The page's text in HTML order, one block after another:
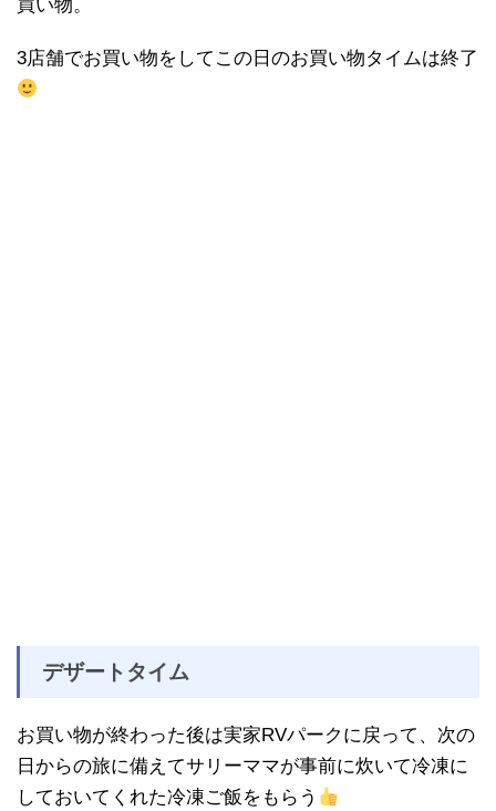
買い物。
3店舗でお買い物をしてこの日のお買い物タイムは終了
デザートタイム
お買い物が終わった後は実家RVパークに戻って、次の
日からの旅に備えてサリーママが事前に炊いて冷凍に
しておいてくれた冷凍ご飯をもらう